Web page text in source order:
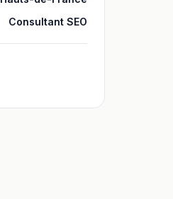
Consultant SEO